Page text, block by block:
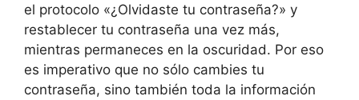
el protocolo «¿Olvidaste tu contraseña?» y
restablecer tu contraseña una vez más,
mientras permaneces en la oscuridad. Por eso
es imperativo que no sólo cambies tu
contraseña, sino también toda la información